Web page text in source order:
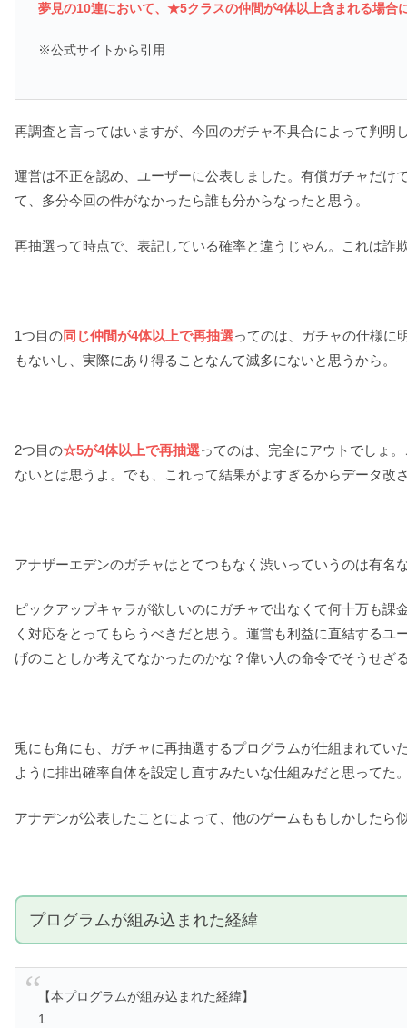
夢見の10連において、★5クラスの仲間が4体以上含まれる場合
※公式サイトから引用
再調査と言ってはいますが、今回のガチャ不具合によって判明
運営は不正を認め、ユーザーに公表しました。有償ガチャだ
て、多分今回の件がなかったら誰も分からなったと思う。
再抽選って時点で、表記している確率と違うじゃん。これは詐
1つ目の同じ仲間が4体以上で再抽選ってのは、ガチャの仕様に
もないし、実際にあり得ることなんて滅多にないと思うから。
2つ目の☆5が4体以上で再抽選ってのは、完全にアウトでしょ
ないとは思うよ。でも、これって結果がよすぎるからデータ
アナザーエデンのガチャはとてつもなく渋いっていうのは有
ピックアップキャラが欲しいのにガチャで出なくて何十万も
く対応をとってもらうべきだと思う。運営も利益に直結する
げのことしか考えてなかったのかな？偉い人の命令でそうせ
兎にも角にも、ガチャに再抽選するプログラムが仕組まれて
ように排出確率自体を設定し直すみたいな仕組みだと思ってた
アナデンが公表したことによって、他のゲームももしかした
プログラムが組み込まれた経緯
【本プログラムが組み込まれた経緯】
1.